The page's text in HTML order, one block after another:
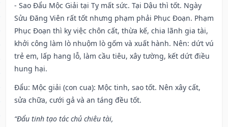
- Sao Đẩu Mộc Giải tại Tỵ mất sức. Tại Dậu thì tốt. Ngày
Sửu Đăng Viên rất tốt nhưng phạm phải Phục Đoạn. Phạm
Phục Đoạn thì kỵ việc chôn cất, thừa kế, chia lãnh gia tài,
khởi công làm lò nhuộm lò gốm và xuất hành. Nên: dứt vú
trẻ em, lấp hang lỗ, làm cầu tiêu, xây tường, kết dứt điều
hung hại.
Đẩu: Mộc giải (con cua): Mộc tinh, sao tốt. Nên xây cất,
sửa chữa, cưới gả và an táng đều tốt.
“Đẩu tinh tạo tác chủ chiêu tài,